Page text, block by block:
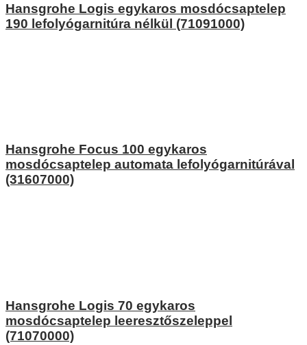
Hansgrohe Logis egykaros mosdócsaptelep
190 lefolyógarnitúra nélkül (71091000)
Hansgrohe Focus 100 egykaros
mosdócsaptelep automata lefolyógarnitúrával
(31607000)
Hansgrohe Logis 70 egykaros
mosdócsaptelep leeresztőszeleppel
(71070000)